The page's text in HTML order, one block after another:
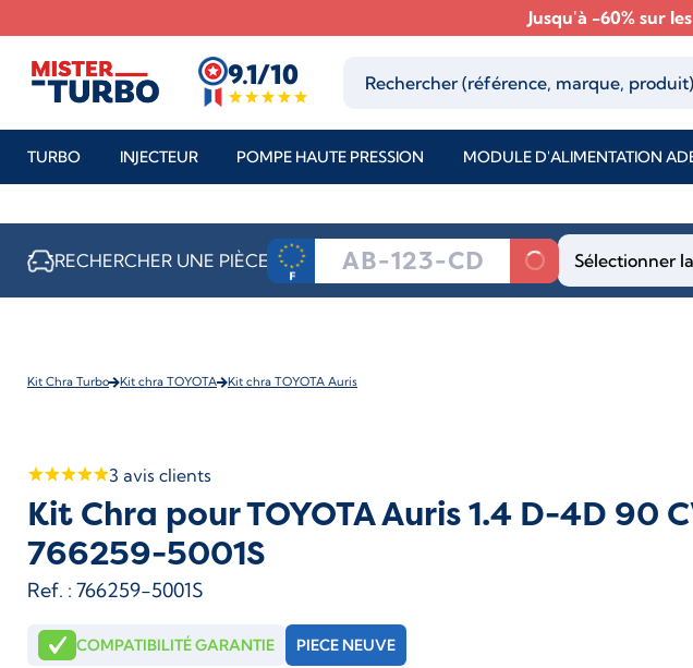
Jusqu'à -60% sur
9.1/10
TURBO INJECTEUR POMPE HAUTE PRESSION MODULE D'ALIMENTATION
RECHERCHER UNE PIÈCE Sélectionner
Kit Chra Turbo Kit chra TOYOTA Kit chra TOYOTA Auris
3 avis clients
Kit Chra pour TOYOTA Auris 1.4 D-4D 90
766259-5001S
Ref. : 766259-5001S
COMPATIBILITÉ GARANTIE PIECE NEUVE